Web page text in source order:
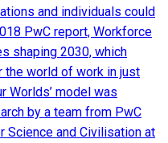
and individuals could
PwC report, Workforce
shaping 2030, which
world of work in just
Worlds’ model was
by a team from PwC
Science and Civilisation at